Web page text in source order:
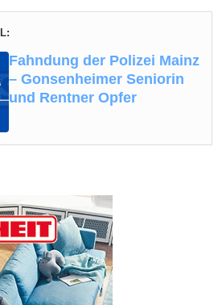
Fahndung der Polizei Mainz
– Gonsenheimer Seniorin
und Rentner Opfer